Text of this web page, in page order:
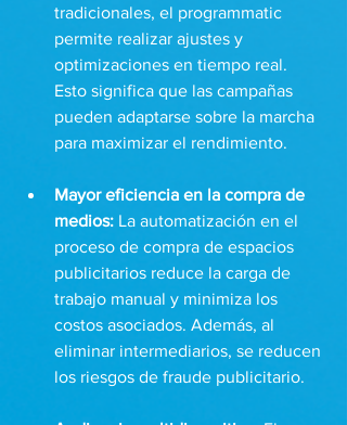
tradicionales, el programmatic
permite realizar ajustes y
optimizaciones en tiempo real.
Esto significa que las campañas
pueden adaptarse sobre la marcha
para maximizar el rendimiento.
Mayor eficiencia en la compra de
medios: La automatización en el
proceso de compra de espacios
publicitarios reduce la carga de
trabajo manual y minimiza los
costos asociados. Además, al
eliminar intermediarios, se reducen
los riesgos de fraude publicitario.